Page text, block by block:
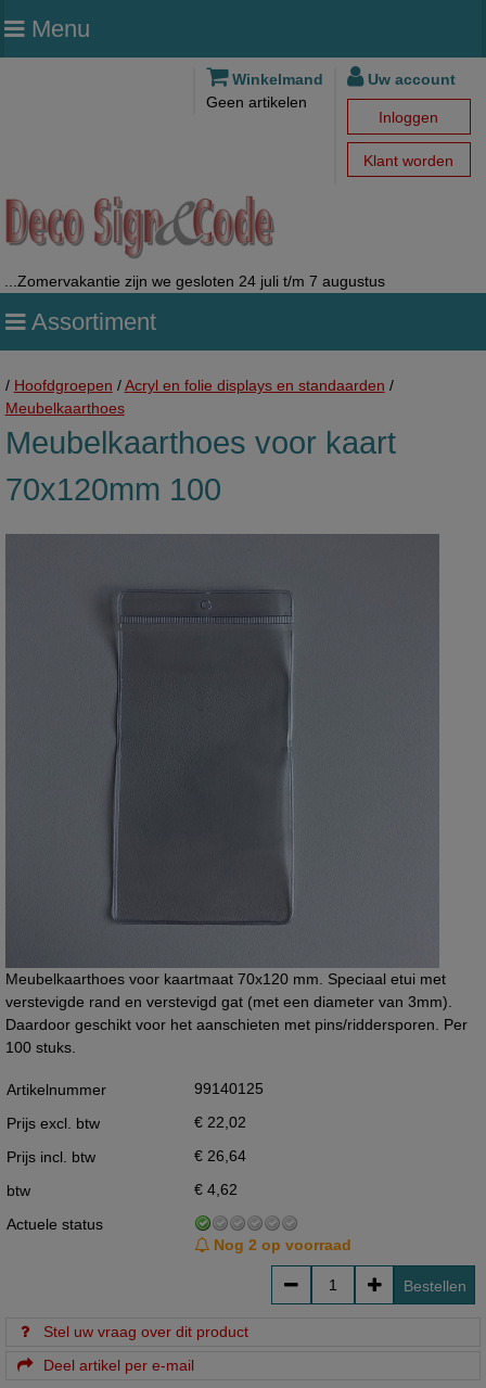
Menu
Winkelmand
Geen artikelen
Uw account
Inloggen
Klant worden
...Zomervakantie zijn we gesloten 24 juli t/m 7 augustus
Assortiment
/ Hoofdgroepen /Acryl en folie displays en standaarden /
Meubelkaarthoes
Meubelkaarthoes voor kaart
70x120mm 100
Meubelkaarthoes voor kaartmaat 70x120 mm. Speciaal etui met
verstevigde rand en verstevigd gat (met een diameter van 3mm).
Daardoor geschikt voor het aanschieten met pins/riddersporen. Per
100 stuks.
Artikelnummer
99140125
Prijs excl. btw
€ 22,02
Prijs incl. btw
€ 26,64
btw
€ 4,62
Actuele status
Nog 2 op voorraad
Bestellen
Stel uw vraag over dit product
Deel artikel per e-mail